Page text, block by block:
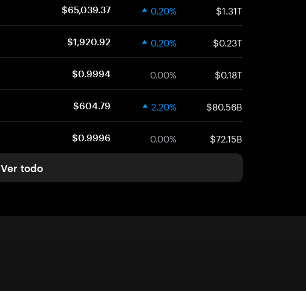
$65,039.37 0.20% $1.31T
$1,920.92 0.20% $0.23T
$0.9994 0.00% $0.18T
$604.79 2.20% $80.56B
$0.9996 0.00% $72.15B
Ver todo